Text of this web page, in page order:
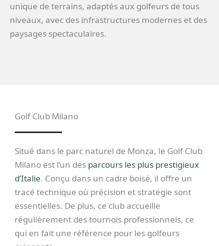
unique de terrains, adaptés aux golfeurs de tous
niveaux, avec des infrastructures modernes et des
paysages spectaculaires.
Golf Club Milano
Situé dans le parc naturel de Monza, le Golf Club
Milano est l’un des parcours les plus prestigieux
d’Italie. Conçu dans un cadre boisé, il offre un
tracé technique où précision et stratégie sont
essentielles. De plus, ce club accueille
régulièrement des tournois professionnels, ce
qui en fait une référence pour les golfeurs